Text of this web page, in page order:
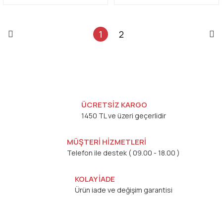
1 2
ÜCRETSİZ KARGO
1450 TL ve üzeri geçerlidir
MÜŞTERİ HİZMETLERİ
Telefon ile destek ( 09.00 - 18.00 )
KOLAY İADE
Ürün iade ve değişim garantisi